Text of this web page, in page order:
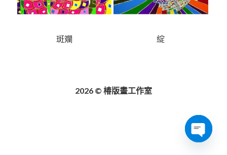
斑斕 綻
2026 © 椿版畫工作室